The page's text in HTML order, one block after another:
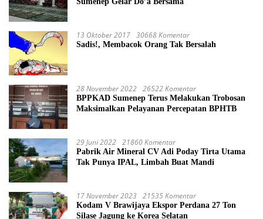
13 Oktober 2017 30668 Komentar
Sadis!, Membacok Orang Tak Bersalah
28 November 2022 26522 Komentar
BPPKAD Sumenep Terus Melakukan Trobosan
Maksimalkan Pelayanan Percepatan BPHTB
29 Juni 2022 21860 Komentar
Pabrik Air Mineral CV Adi Poday Tirta Utama
Tak Punya IPAL, Limbah Buat Mandi
17 November 2023 21535 Komentar
Kodam V Brawijaya Ekspor Perdana 27 Ton
Silase Jagung ke Korea Selatan